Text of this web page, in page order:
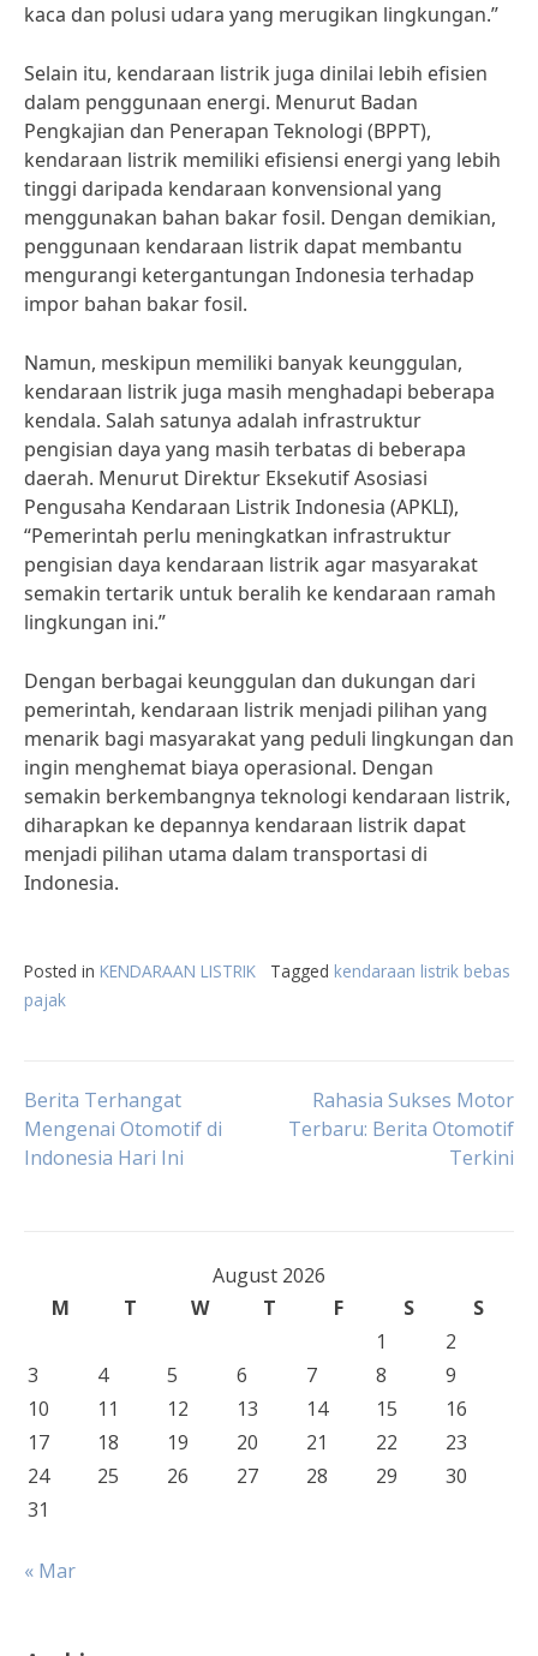
kaca dan polusi udara yang merugikan lingkungan.”
Selain itu, kendaraan listrik juga dinilai lebih efisien
dalam penggunaan energi. Menurut Badan
Pengkajian dan Penerapan Teknologi (BPPT),
kendaraan listrik memiliki efisiensi energi yang lebih
tinggi daripada kendaraan konvensional yang
menggunakan bahan bakar fosil. Dengan demikian,
penggunaan kendaraan listrik dapat membantu
mengurangi ketergantungan Indonesia terhadap
impor bahan bakar fosil.
Namun, meskipun memiliki banyak keunggulan,
kendaraan listrik juga masih menghadapi beberapa
kendala. Salah satunya adalah infrastruktur
pengisian daya yang masih terbatas di beberapa
daerah. Menurut Direktur Eksekutif Asosiasi
Pengusaha Kendaraan Listrik Indonesia (APKLI),
“Pemerintah perlu meningkatkan infrastruktur
pengisian daya kendaraan listrik agar masyarakat
semakin tertarik untuk beralih ke kendaraan ramah
lingkungan ini.”
Dengan berbagai keunggulan dan dukungan dari
pemerintah, kendaraan listrik menjadi pilihan yang
menarik bagi masyarakat yang peduli lingkungan dan
ingin menghemat biaya operasional. Dengan
semakin berkembangnya teknologi kendaraan listrik,
diharapkan ke depannya kendaraan listrik dapat
menjadi pilihan utama dalam transportasi di
Indonesia.
Posted in KENDARAAN LISTRIK Tagged kendaraan listrik bebas
pajak
Post
navigation
Berita Terhangat
Mengenai Otomotif di
Indonesia Hari Ini
Rahasia Sukses Motor
Terbaru: Berita Otomotif
Terkini
August 2026
M
T W T F S
S
1
2
3
4 5 6 7 8
9
10
11 12 13 14 15
16
17
18 19 20 21 22
23
24
25 26 27 28 29
30
31
« Mar